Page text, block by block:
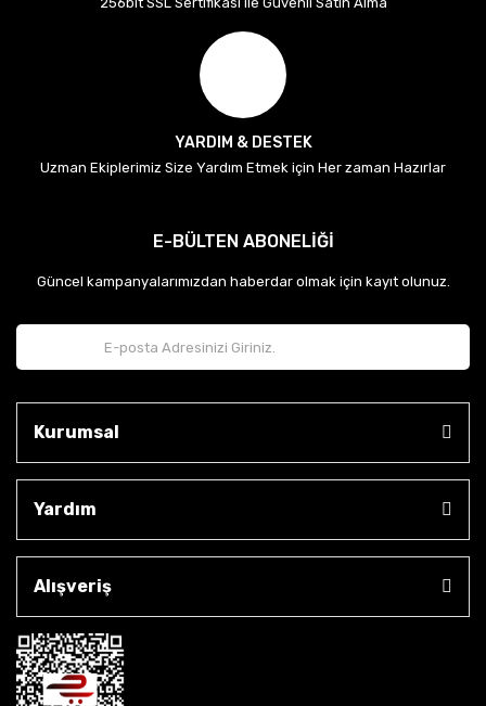
YARDIM & DESTEK
Uzman Ekiplerimiz Size Yardım Etmek için Her zaman Hazırlar
E-BÜLTEN ABONELİĞİ
Güncel kampanyalarımızdan haberdar olmak için kayıt olunuz.
Kurumsal
Yardım
Alışveriş